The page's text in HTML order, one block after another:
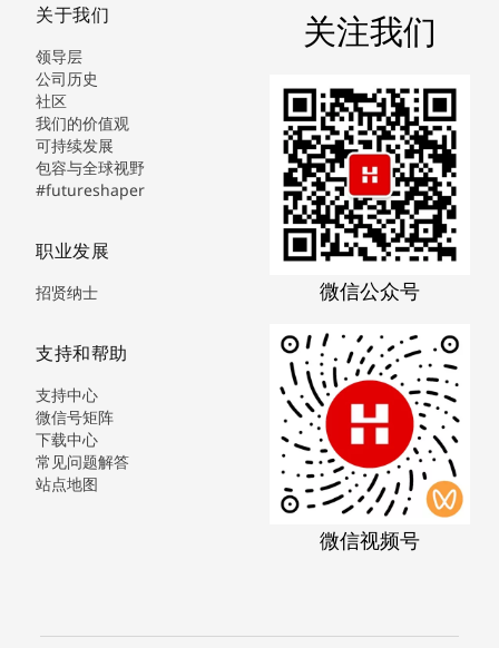
关于我们
领导层
公司历史
社区
我们的价值观
可持续发展
包容与全球视野
#futureshaper
职业发展
招贤纳士
支持和帮助
支持中心
微信号矩阵
下载中心
常见问题解答
站点地图
关注我们
微信公众号
微信视频号